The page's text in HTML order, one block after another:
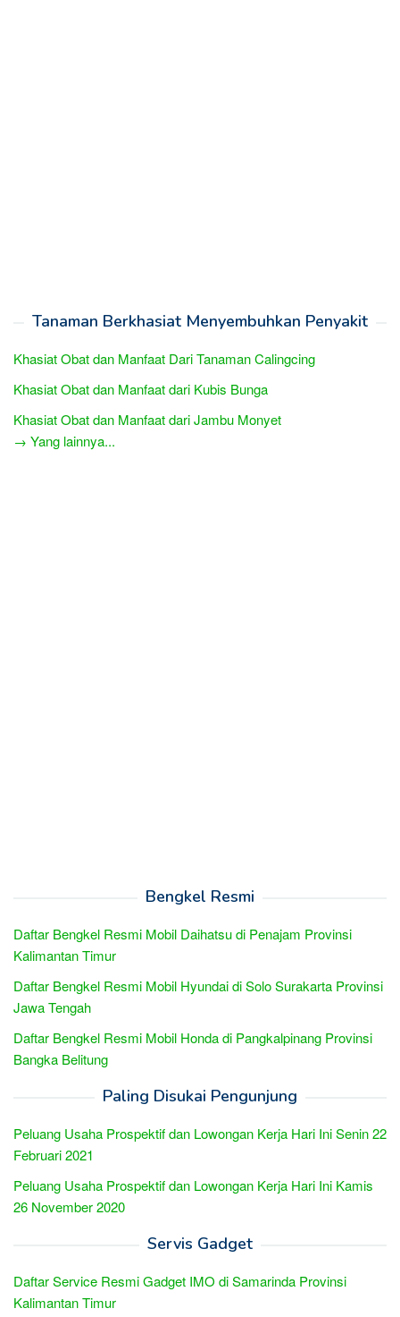
Tanaman Berkhasiat Menyembuhkan Penyakit
Khasiat Obat dan Manfaat Dari Tanaman Calingcing
Khasiat Obat dan Manfaat dari Kubis Bunga
Khasiat Obat dan Manfaat dari Jambu Monyet
→ Yang lainnya...
Bengkel Resmi
Daftar Bengkel Resmi Mobil Daihatsu di Penajam Provinsi
Kalimantan Timur
Daftar Bengkel Resmi Mobil Hyundai di Solo Surakarta Provinsi
Jawa Tengah
Daftar Bengkel Resmi Mobil Honda di Pangkalpinang Provinsi
Bangka Belitung
Paling Disukai Pengunjung
Peluang Usaha Prospektif dan Lowongan Kerja Hari Ini Senin 22
Februari 2021
Peluang Usaha Prospektif dan Lowongan Kerja Hari Ini Kamis
26 November 2020
Servis Gadget
Daftar Service Resmi Gadget IMO di Samarinda Provinsi
Kalimantan Timur